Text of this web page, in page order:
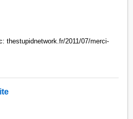
thestupidnetwork.fr/2011/07/merci-